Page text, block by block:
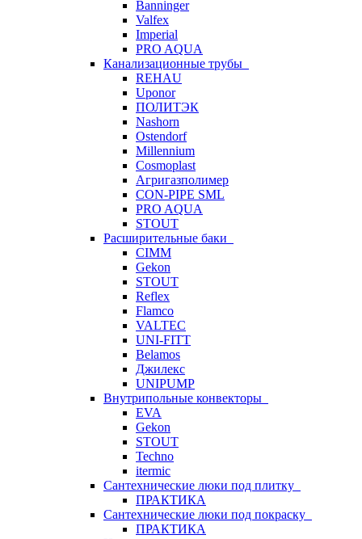
Banninger
Valfex
Imperial
PRO AQUA
Канализационные трубы
REHAU
Uponor
ПОЛИТЭК
Nashorn
Ostendorf
Millennium
Cosmoplast
Агригазполимер
CON-PIPE SML
PRO AQUA
STOUT
Расширительные баки
CIMM
Gekon
STOUT
Reflex
Flamco
VALTEC
UNI-FITT
Belamos
Джилекс
UNIPUMP
Внутрипольные конвекторы
EVA
Gekon
STOUT
Techno
itermic
Сантехнические люки под плитку
ПРАКТИКА
Сантехнические люки под покраску
ПРАКТИКА